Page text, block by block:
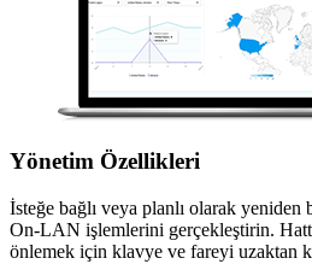
Yönetim Özellikleri
İsteğe bağlı veya planlı olarak yeniden
On-LAN işlemlerini gerçekleştirin.
önlemek için klavye ve fareyi uzaktan